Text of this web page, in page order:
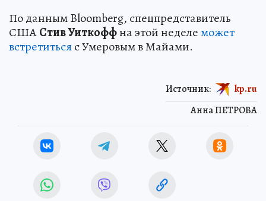
По данным Bloomberg, спецпредставитель
СШАСтив Уиткоффна этой неделеможет
встретитьсяс Умеровым в Майами.
Анна ПЕТРОВА
Источник: kp.ru